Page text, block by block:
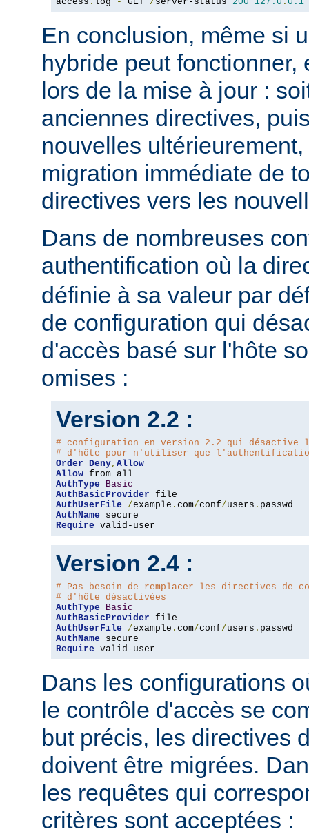
En conclusion, même si
hybride peut fonctionner,
lors de la mise à jour :
anciennes directives,
nouvelles
migration immédiate de
directives vers les
Dans de nombreuses
authentification où la
définie à sa valeur par
de configuration qui
d'accès basé sur l'hôte
omises :
Version 2.2 :
# configuration en version 2.2 qui désactive
# d'hôte pour n'utiliser que
Order Deny, Allow
Allow
AuthType
Basic
AuthBasicProvider
AuthUserFile
/example . com/conf/users .
AuthName
Require valid-user
Version 2.4 :
# Pas besoin de remplacer les directives de
# d'hôte désactivées
AuthType
Basic
AuthBasicProvider
AuthUserFile
/example . com/conf/users .
AuthName
Require valid-user
Dans les configurations
le contrôle d'accès se
but précis, les directives
doivent être migrées.
les requêtes qui
critères sont acceptées :